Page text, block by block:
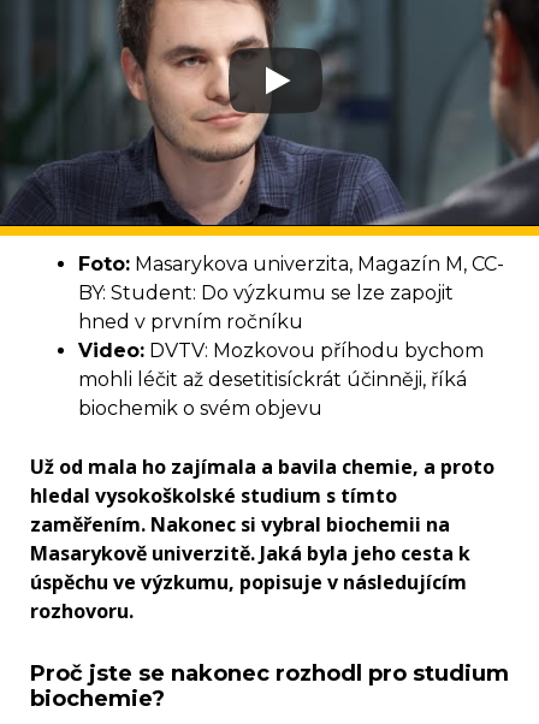
Foto: Masarykova univerzita, Magazín M, CC-
BY: Student: Do výzkumu se lze zapojit
hned v prvním ročníku
Video: DVTV: Mozkovou příhodu bychom
mohli léčit až desetitisíckrát účinněji, říká
biochemik o svém objevu
Už od mala ho zajímala a bavila chemie, a proto
hledal vysokoškolské studium s tímto
zaměřením. Nakonec si vybral biochemii na
Masarykově univerzitě. Jaká byla jeho cesta k
úspěchu ve výzkumu, popisuje v následujícím
rozhovoru.
Proč jste se nakonec rozhodl pro studium
biochemie?